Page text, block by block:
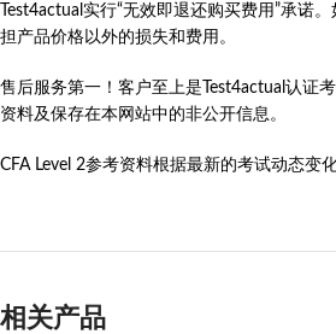
Test4actual实行“无效即退还购买费用”承诺
担产品价格以外的损失和费用。
售后服务第一！客户至上是Test4actual认证
资料及保存在本网站中的非公开信息。
CFA Level 2参考资料根据最新的考试动态变
相关产品